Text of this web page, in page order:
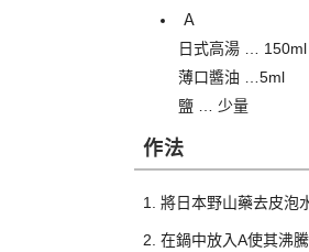
Ａ
日式高湯 … 150ml
薄口醬油 …5ml
鹽 … 少量
作法
將日本野山藥去皮泡
在鍋中放入A使其沸